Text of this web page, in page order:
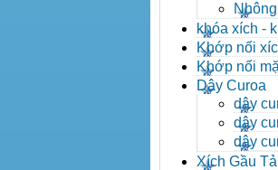
khóa xích -
- khóa xích
Khớp nối
Khớp nối
Dây Curoa
dây
dây
dây
Xích Gầu